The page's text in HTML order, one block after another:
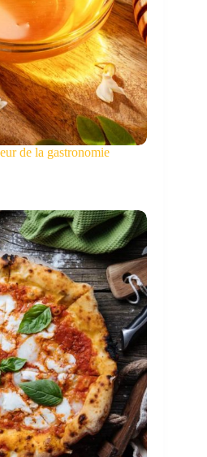
de la gastronomie